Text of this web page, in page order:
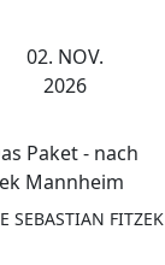
02. NOV.
2026
Paket - nach
Mannheim
SEBASTIAN FITZEK